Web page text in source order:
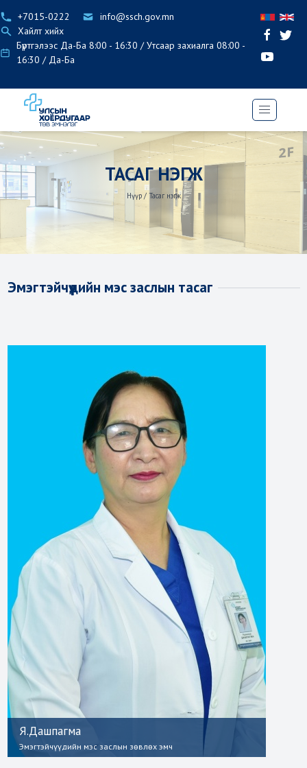
+7015-0222
info@ssch.gov.mn
Хайлт хийх
Бүртгэлээс Да-Ба 8:00 - 16:30 / Утсаар захиалга 08:00 -
16:30 / Да-Ба
ТАСАГ НЭГЖ
Нүүр / Тасаг нэгж
Эмэгтэйчүүдийн мэс заслын тасаг
Я.Дашпагма
Эмэгтэйчүүдийн мэс заслын зөвлөх эмч